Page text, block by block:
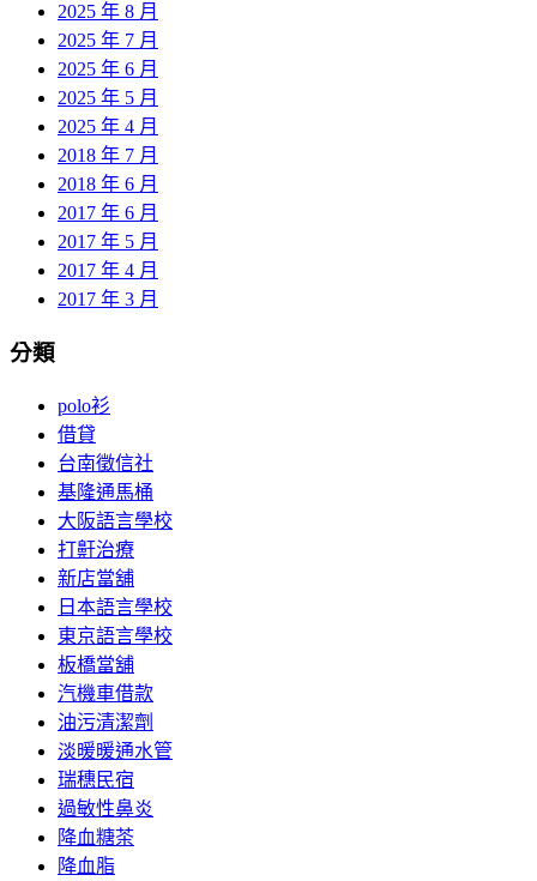
2025 年 8 月
2025 年 7 月
2025 年 6 月
2025 年 5 月
2025 年 4 月
2018 年 7 月
2018 年 6 月
2017 年 6 月
2017 年 5 月
2017 年 4 月
2017 年 3 月
分類
polo衫
借貸
台南徵信社
基隆通馬桶
大阪語言學校
打鼾治療
新店當舖
日本語言學校
東京語言學校
板橋當舖
汽機車借款
油污清潔劑
淡暖暖通水管
瑞穗民宿
過敏性鼻炎
降血糖茶
降血脂